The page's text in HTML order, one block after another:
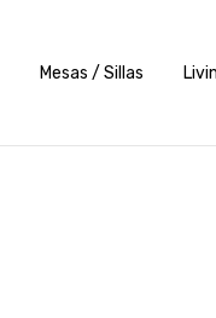
Mesas / Sillas